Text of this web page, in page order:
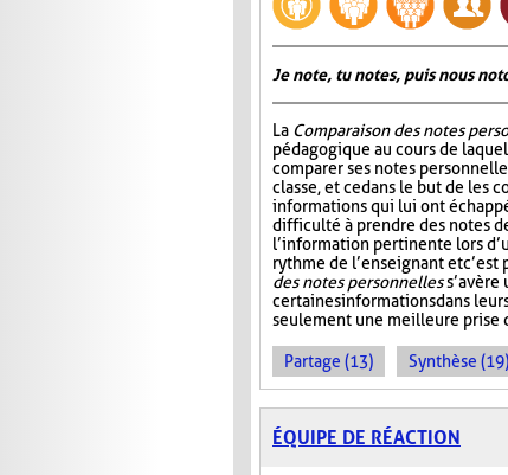
Je note, tu notes, puis nous
La Comparaison des notes
pédagogique au cours de
comparer ses notes
classe, et ce dans le but de les
informations qui lui ont
difficulté à prendre des notes
l’information pertinente lors
rythme de l’enseignant et c’est
des notes personnelless’avère
certaines informations dans
seulement une meilleure prise
Partage (13) Synthèse (19)
ÉQUIPE DE RÉACTION